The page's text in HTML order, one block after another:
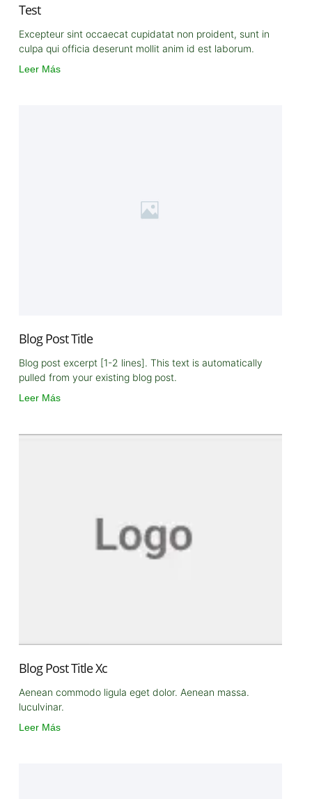
Test
Excepteur sint occaecat cupidatat non proident, sunt in
culpa qui officia deserunt mollit anim id est laborum.
Leer Más
Blog Post Title
Blog post excerpt [1-2 lines]. This text is automatically
pulled from your existing blog post.
Leer Más
Blog Post Title Xc
Aenean commodo ligula eget dolor. Aenean massa.
luculvinar.
Leer Más